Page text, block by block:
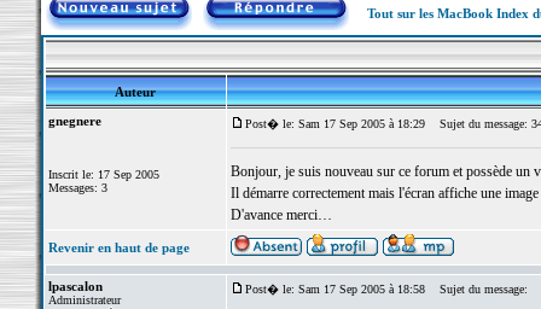
Tout sur les MacBook Index
Auteur
gnegnere
Inscrit le: 17 Sep 2005
Messages: 3
Post� le: Sam 17 Sep 2005 à 18:29 Sujet du message:
Bonjour, je suis nouveau sur ce forum et possède un
Il démarre correctement mais l'écran affiche une
D'avance merci…
Revenir en haut de page
lpascalon
Administrateur
Post� le: Sam 17 Sep 2005 à 18:58 Sujet du message: